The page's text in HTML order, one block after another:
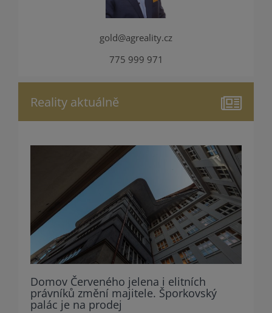
gold@agreality.cz
775 999 971
Reality aktuálně
Domov Červeného jelena i elitních
právníků změní majitele. Šporkovský
palác je na prodej